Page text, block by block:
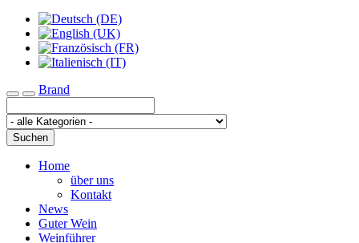
Toggle navigation
Brand
Suchen
Home
über uns
Kontakt
News
Guter Wein
Weinführer